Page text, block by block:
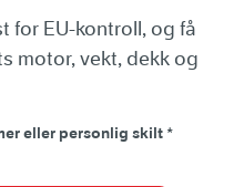
for EU-kontroll, og få
motor, vekt, dekk og
eller personlig skilt *